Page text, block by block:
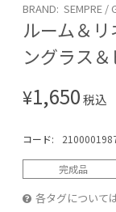
BRAND: SEMPRE
ルーム＆
ングラス
¥1,650税込
コード:
完成品
各タグについて